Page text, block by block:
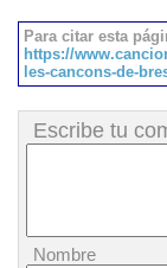
Para citar esta
https://
les-cancons-de-
Escribe tu
Nombre